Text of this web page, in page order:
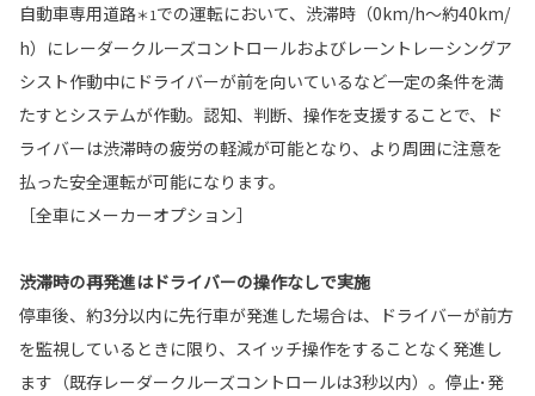
自動車専用道路＊1での運転において、渋滞時（0km/h～約40km/
h）にレーダークルーズコントロールおよびレーントレーシングア
シスト作動中にドライバーが前を向いているなど一定の条件を満
たすとシステムが作動。認知、判断、操作を支援することで、ド
ライバーは渋滞時の疲労の軽減が可能となり、より周囲に注意を
払った安全運転が可能になります。
［全車にメーカーオプション］
渋滞時の再発進はドライバーの操作なしで実施
停車後、約3分以内に先行車が発進した場合は、ドライバーが前方
を監視しているときに限り、スイッチ操作をすることなく発進し
ます（既存レーダークルーズコントロールは3秒以内）。停止･発